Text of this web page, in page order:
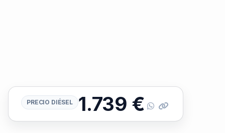
PRECIO DIÉSEL 1.739 €